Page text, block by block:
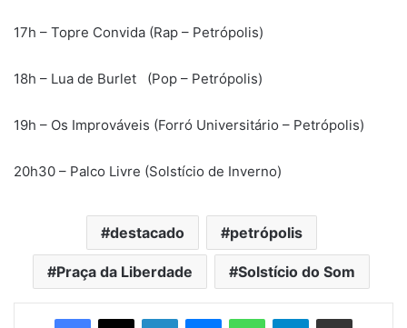
17h – Topre Convida (Rap – Petrópolis)
18h – Lua de Burlet (Pop – Petrópolis)
19h – Os Improváveis (Forró Universitário – Petrópolis)
20h30 – Palco Livre (Solstício de Inverno)
destacado petrópolis
Praça da Liberdade Solstício do Som
Telegram